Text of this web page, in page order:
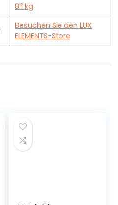
‎8.1 kg
Besuchen Sie den LUX
ELEMENTS-Store